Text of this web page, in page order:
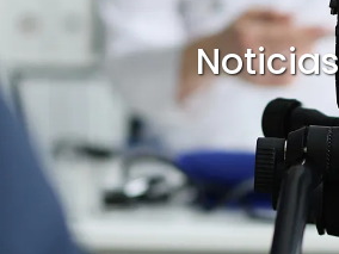
INVESTIGACIÓN
SERVICIOS
EVENTOS
Noticias